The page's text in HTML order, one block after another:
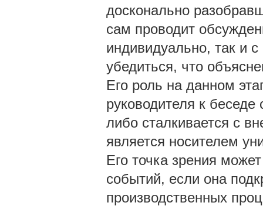
досконально
сам проводит
индивидуально, так и
убедиться, что
Его роль на данном
руководителя к
либо сталкивается с
является носителем
Его точка зрения
событий, если она
производственных